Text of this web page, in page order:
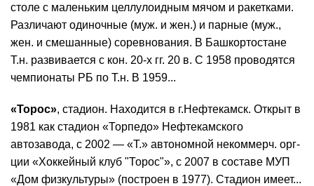
столе с маленьким целлулоидным мячом и ракетками.
Различают одиночные (муж. и жен.) и парные (муж.,
жен. и смешанные) соревнования. В Башкортостане
Т.н. развивается с кон. 20-х гг. 20 в. С 1958 проводятся
чемпионаты РБ по Т.н. В 1959...
«Торос», стадион. Находится в г.Нефтекамск. Открыт в
1981 как стадион «Торпедо» Нефтекамского
автозавода, с 2002 — «Т.» автономной некоммерч. орг-
ции «Хоккейный клуб "Торос"», с 2007 в составе МУП
«Дом физкультуры» (построен в 1977). Стадион имеет...